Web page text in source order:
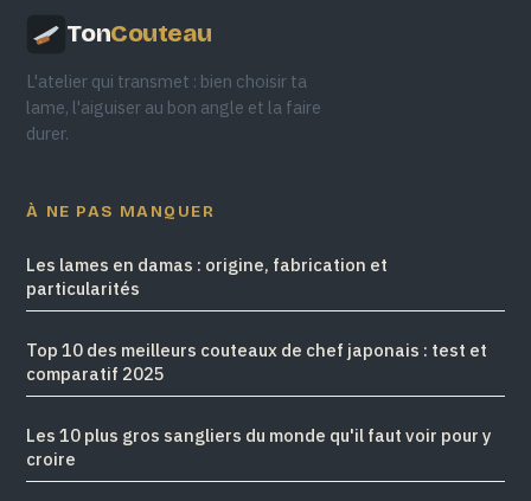
TonCouteau
L'atelier qui transmet : bien choisir ta
lame, l'aiguiser au bon angle et la faire
durer.
À NE PAS MANQUER
Les lames en damas : origine, fabrication et
particularités
Top 10 des meilleurs couteaux de chef japonais : test et
comparatif 2025
Les 10 plus gros sangliers du monde qu'il faut voir pour y
croire